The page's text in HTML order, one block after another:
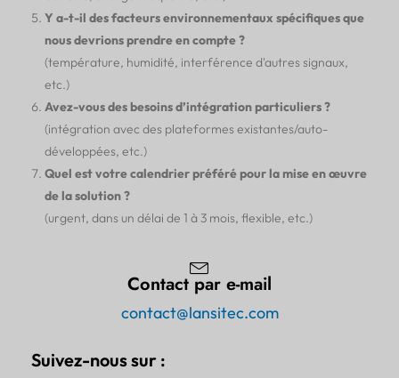
Y a-t-il des facteurs environnementaux spécifiques que
nous devrions prendre en compte ?
(température, humidité, interférence d'autres signaux,
etc.)
Avez-vous des besoins d’intégration particuliers ?
(intégration avec des plateformes existantes/auto-
développées, etc.)
Quel est votre calendrier préféré pour la mise en œuvre
de la solution ?
(urgent, dans un délai de 1 à 3 mois, flexible, etc.)
Contact par e-mail
contact@lansitec.com
Suivez-nous sur :